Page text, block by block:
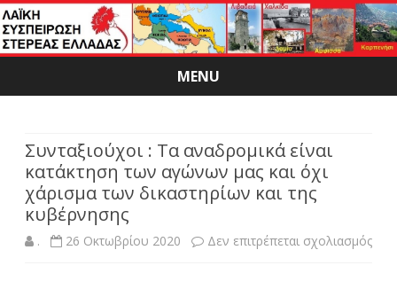
MENU
Skip
Συνταξιούχοι : Τα αναδρομικά είναι
κατάκτηση των αγώνων μας και όχι
χάρισμα των δικαστηρίων και της
κυβέρνησης
. 26 Οκτωβρίου 2020 Δεν επιτρέπεται σχολιασμόςστο